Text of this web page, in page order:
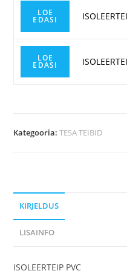
LOE
EDASI
LOE
EDASI
Kategooria:TESA TEIBID
KIRJELDUS
LISAINFO
ISOLEERTEIP PVC